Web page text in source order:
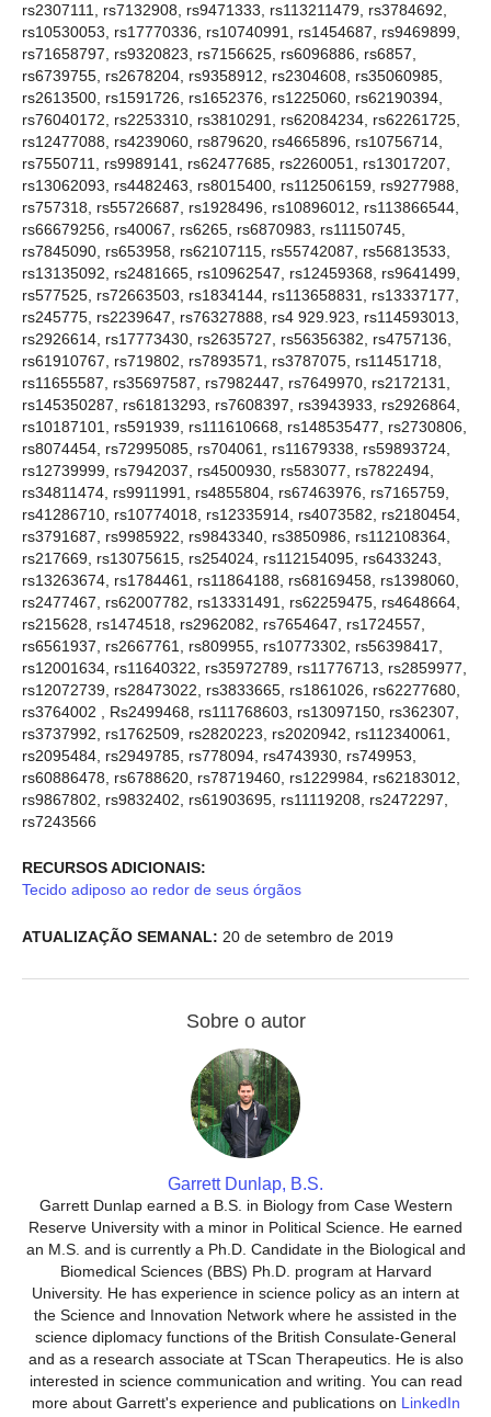
rs2307111, rs7132908, rs9471333, rs113211479, rs3784692,
rs10530053, rs17770336, rs10740991, rs1454687, rs9469899,
rs71658797, rs9320823, rs7156625, rs6096886, rs6857,
rs6739755, rs2678204, rs9358912, rs2304608, rs35060985,
rs2613500, rs1591726, rs1652376, rs1225060, rs62190394,
rs76040172, rs2253310, rs3810291, rs62084234, rs62261725,
rs12477088, rs4239060, rs879620, rs4665896, rs10756714,
rs7550711, rs9989141, rs62477685, rs2260051, rs13017207,
rs13062093, rs4482463, rs8015400, rs112506159, rs9277988,
rs757318, rs55726687, rs1928496, rs10896012, rs113866544,
rs66679256, rs40067, rs6265, rs6870983, rs11150745,
rs7845090, rs653958, rs62107115, rs55742087, rs56813533,
rs13135092, rs2481665, rs10962547, rs12459368, rs9641499,
rs577525, rs72663503, rs1834144, rs113658831, rs13337177,
rs245775, rs2239647, rs76327888, rs4 929.923, rs114593013,
rs2926614, rs17773430, rs2635727, rs56356382, rs4757136,
rs61910767, rs719802, rs7893571, rs3787075, rs11451718,
rs11655587, rs35697587, rs7982447, rs7649970, rs2172131,
rs145350287, rs61813293, rs7608397, rs3943933, rs2926864,
rs10187101, rs591939, rs111610668, rs148535477, rs2730806,
rs8074454, rs72995085, rs704061, rs11679338, rs59893724,
rs12739999, rs7942037, rs4500930, rs583077, rs7822494,
rs34811474, rs9911991, rs4855804, rs67463976, rs7165759,
rs41286710, rs10774018, rs12335914, rs4073582, rs2180454,
rs3791687, rs9985922, rs9843340, rs3850986, rs112108364,
rs217669, rs13075615, rs254024, rs112154095, rs6433243,
rs13263674, rs1784461, rs11864188, rs68169458, rs1398060,
rs2477467, rs62007782, rs13331491, rs62259475, rs4648664,
rs215628, rs1474518, rs2962082, rs7654647, rs1724557,
rs6561937, rs2667761, rs809955, rs10773302, rs56398417,
rs12001634, rs11640322, rs35972789, rs11776713, rs2859977,
rs12072739, rs28473022, rs3833665, rs1861026, rs62277680,
rs3764002 , Rs2499468, rs111768603, rs13097150, rs362307,
rs3737992, rs1762509, rs2820223, rs2020942, rs112340061,
rs2095484, rs2949785, rs778094, rs4743930, rs749953,
rs60886478, rs6788620, rs78719460, rs1229984, rs62183012,
rs9867802, rs9832402, rs61903695, rs11119208, rs2472297,
rs7243566
RECURSOS ADICIONAIS:
Tecido adiposo ao redor de seus órgãos
ATUALIZAÇÃO SEMANAL: 20 de setembro de 2019
Sobre o autor
Garrett Dunlap, B.S.
Garrett Dunlap earned a B.S. in Biology from Case Western
Reserve University with a minor in Political Science. He earned
an M.S. and is currently a Ph.D. Candidate in the Biological and
Biomedical Sciences (BBS) Ph.D. program at Harvard
University. He has experience in science policy as an intern at
the Science and Innovation Network where he assisted in the
science diplomacy functions of the British Consulate-General
and as a research associate at TScan Therapeutics. He is also
interested in science communication and writing. You can read
more about Garrett's experience and publications on LinkedIn